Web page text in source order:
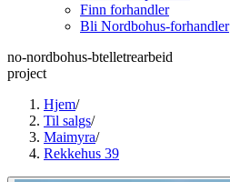
Finn forhandler
Bli Nordbohus-forhandler
no-nordbohus-btelletrearbeid
project
Hjem/
Til salgs/
Maimyra/
Rekkehus 39